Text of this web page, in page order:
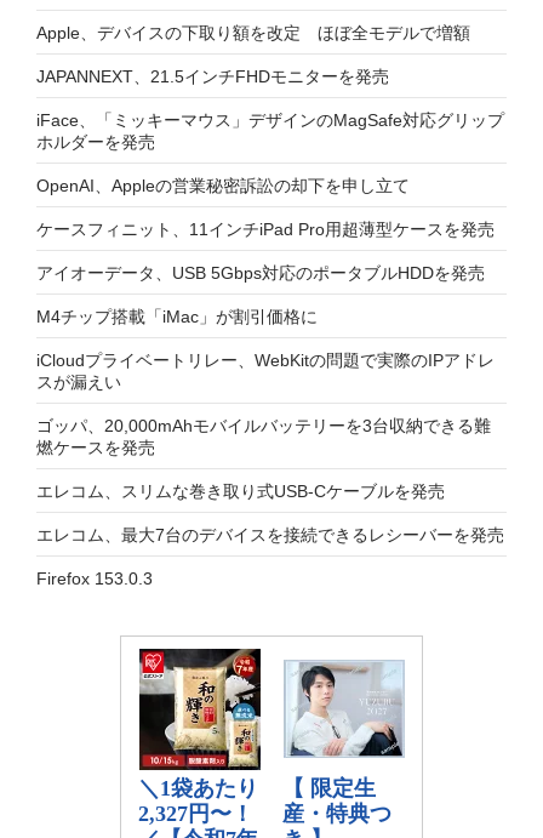
Apple、デバイスの下取り額を改定 ほぼ全モデルで増額
JAPANNEXT、21.5インチFHDモニターを発売
iFace、「ミッキーマウス」デザインのMagSafe対応グリップ
ホルダーを発売
OpenAI、Appleの営業秘密訴訟の却下を申し立て
ケースフィニット、11インチiPad Pro用超薄型ケースを発売
アイオーデータ、USB 5Gbps対応のポータブルHDDを発売
M4チップ搭載「iMac」が割引価格に
iCloudプライベートリレー、WebKitの問題で実際のIPアドレ
スが漏えい
ゴッパ、20,000mAhモバイルバッテリーを3台収納できる難
燃ケースを発売
エレコム、スリムな巻き取り式USB-Cケーブルを発売
エレコム、最大7台のデバイスを接続できるレシーバーを発売
Firefox 153.0.3